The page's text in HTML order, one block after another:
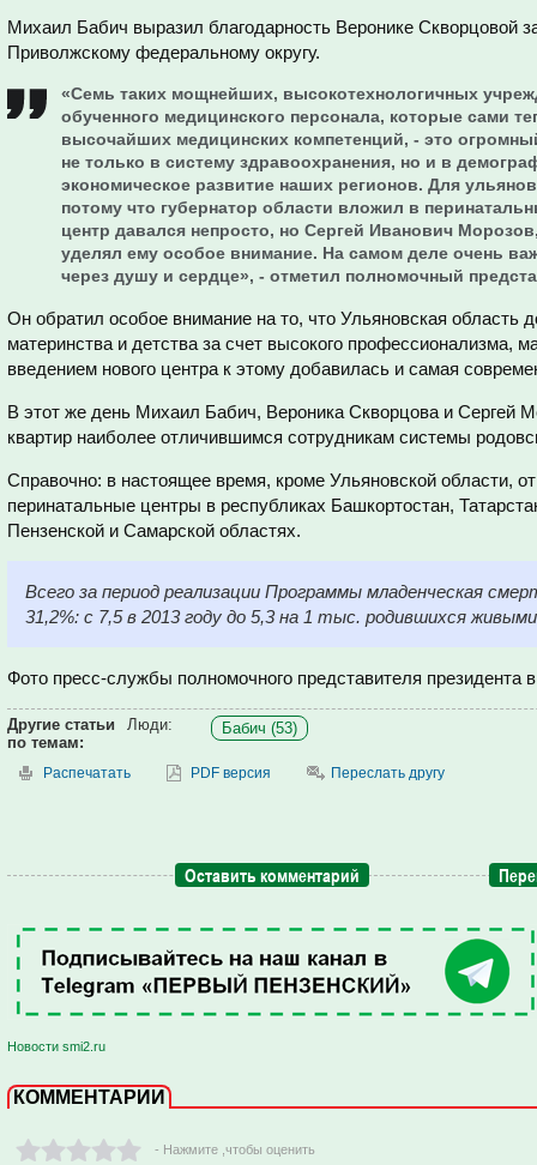
Михаил Бабич выразил благодарность Веронике Скворцовой
Приволжскому федеральному округу.
«Семь таких мощнейших, высокотехнологичных
обученного медицинского персонала, которые сами
высочайших медицинских компетенций, - это
не только в систему здравоохранения, но и в
экономическое развитие наших регионов. Для
потому что губернатор области вложил в
центр давался непросто, но Сергей Иванович
уделял ему особое внимание. На самом деле очень
через душу и сердце», - отметил полномочный
Он обратил особое внимание на то, что Ульяновская область
материнства и детства за счет высокого профессионализма,
введением нового центра к этому добавилась и самая
В этот же день Михаил Бабич, Вероника Скворцова и Сергей
квартир наиболее отличившимся сотрудникам системы
Справочно: в настоящее время, кроме Ульяновской области,
перинатальные центры в республиках Башкортостан,
Пензенской и Самарской областях.
Всего за период реализации Программы младенческая
31,2%: с 7,5 в 2013 году до 5,3 на 1 тыс. родившихся
Фото пресс-службы полномочного представителя президента
Другие статьи
по темам:
Люди: Бабич (53)
Распечатать PDF версия Переслать другу
Оставить комментарий
Новости smi2.ru
КОММЕНТАРИИ
- Нажмите ,чтобы оценить